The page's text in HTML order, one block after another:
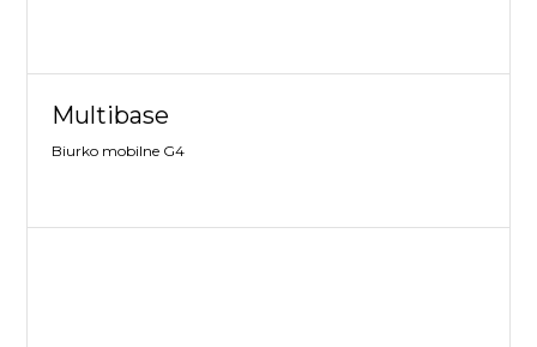
Multibase
Biurko mobilne G4